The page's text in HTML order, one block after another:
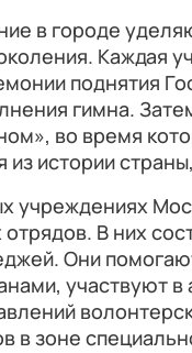
в городе
Каждая
поднятия
гимна.
во время
истории
учреждениях
В них
Они
участвуют
в зоне